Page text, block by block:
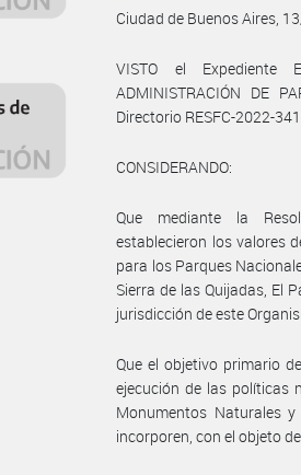
Ciudad de Buenos Aires,
VISTO el Expediente
ADMINISTRACIÓN DE
Directorio RESFC-2022-
CONSIDERANDO:
Que mediante la
establecieron los valores
para los Parques
Sierra de las Quijadas, El
jurisdicción de este
Que el objetivo primario
ejecución de las políticas
Monumentos Naturales
incorporen, con el objeto